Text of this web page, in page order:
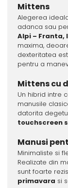
Mittens
Alegerea
adanca sau
Alpi – Franta,
maxima,
dexteritatea
pentru a
Mittens cu
Un hibrid intre
manusile
datorita
touchscreen
Manusi
Minimaliste si
Realizate din
sunt foarte
primavara si